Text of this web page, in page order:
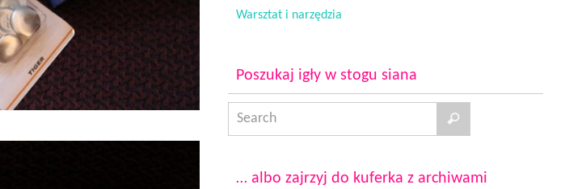
Warsztat i narzędzia
Poszukaj igły w stogu siana
… albo zajrzyj do kuferka z archiwami